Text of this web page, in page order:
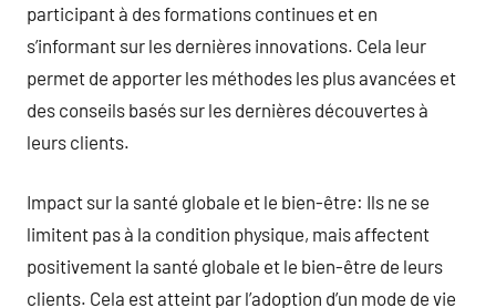
participant à des formations continues et en
s’informant sur les dernières innovations. Cela leur
permet de apporter les méthodes les plus avancées et
des conseils basés sur les dernières découvertes à
leurs clients.
Impact sur la santé globale et le bien-être: Ils ne se
limitent pas à la condition physique, mais affectent
positivement la santé globale et le bien-être de leurs
clients. Cela est atteint par l’adoption d’un mode de vie